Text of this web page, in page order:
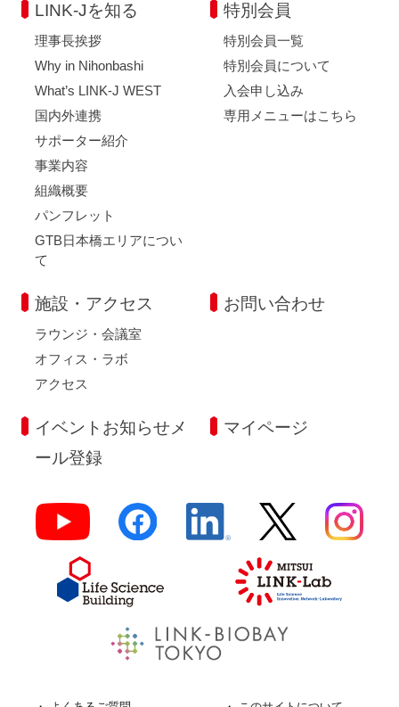
LINK-Jを知る
理事長挨拶
Why in Nihonbashi
What’s LINK-J WEST
国内外連携
サポーター紹介
事業内容
組織概要
パンフレット
GTB日本橋エリアについ
て
特別会員
特別会員一覧
特別会員について
入会申し込み
専用メニューはこちら
施設・アクセス
ラウンジ・会議室
オフィス・ラボ
アクセス
お問い合わせ
イベントお知らせメ
ール登録
マイページ